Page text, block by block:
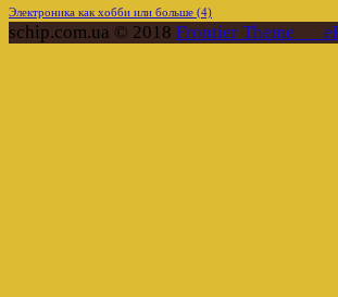
Электроника как хобби или больше (4)
schip.com.ua © 2018 Frontier